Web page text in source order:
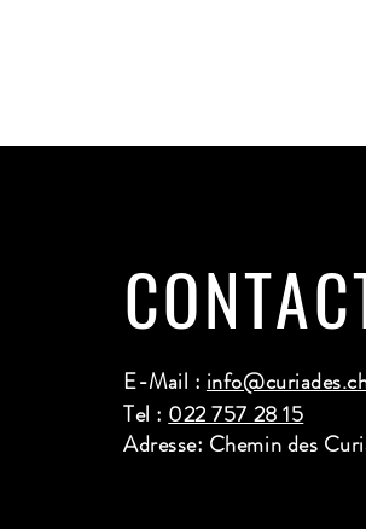
E-Mail :
Tel : 022 757 28 15
Adresse: Chemin des